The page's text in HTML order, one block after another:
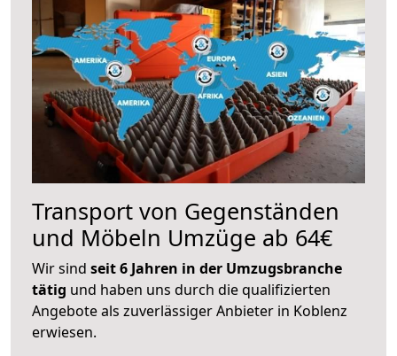
Transport von Gegenständen
und Möbeln Umzüge ab 64€
Wir sind seit 6 Jahren in der Umzugsbranche
tätig und haben uns durch die qualifizierten
Angebote als zuverlässiger Anbieter in Koblenz
erwiesen.